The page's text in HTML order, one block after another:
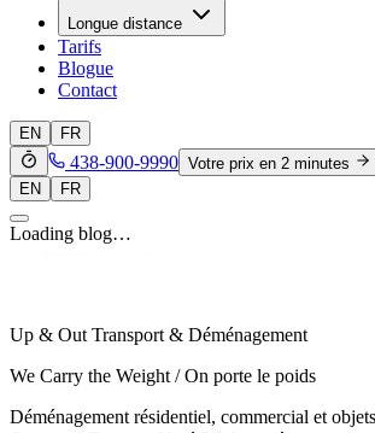
Longue distance
Tarifs
Blogue
Contact
EN FR
438-900-9990 Votre prix en 2 minutes
EN
FR
Loading blog…
Up & Out Transport & Déménagement
We Carry the Weight / On porte le poids
Déménagement résidentiel, commercial et